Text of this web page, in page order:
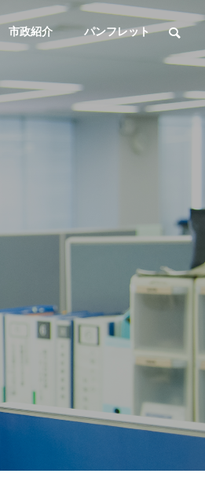
市政紹介 パンフレット